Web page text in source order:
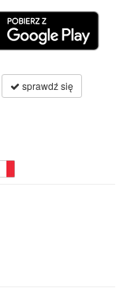
sprawdź się